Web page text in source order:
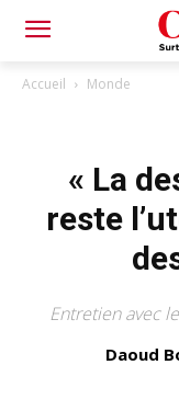
Accueil Monde
« La
reste
Entretien avec
Daoud